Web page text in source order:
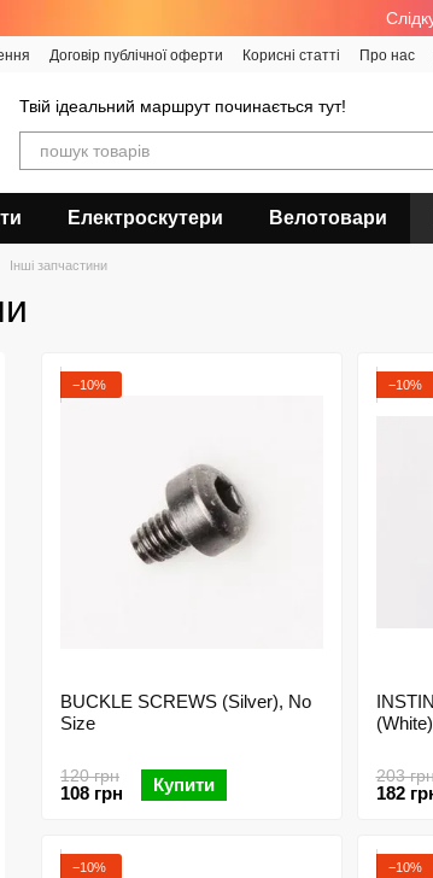
Договір публічної оферти Корисні статті Про нас
Твій ідеальний маршрут починається тут!
Електроскутери Велотовари
Інші запчастини
−10%
BUCKLE SCREWS (Silver), No
Size
120 грн
108 грн Купити
−10%
203
182
−10% −10%